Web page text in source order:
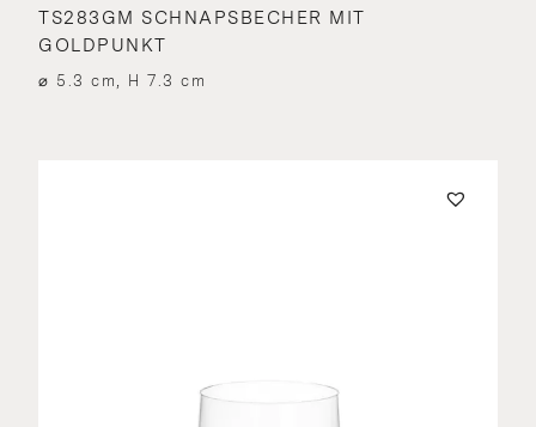
TS283GM SCHNAPSBECHER MIT
GOLDPUNKT
⌀ 5.3 cm, H 7.3 cm